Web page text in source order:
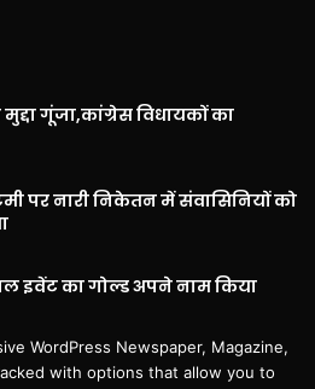
गूंजा,कांग्रेस विधायकों का
पर नारी निकेतन में संवासिनियों को
इवेंट का गोल्ड अपने नाम किया
WordPress Newspaper, Magazine,
with options that allow you to